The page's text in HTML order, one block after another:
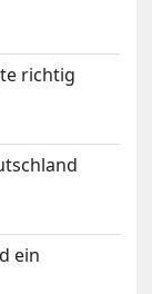
richtig
ein